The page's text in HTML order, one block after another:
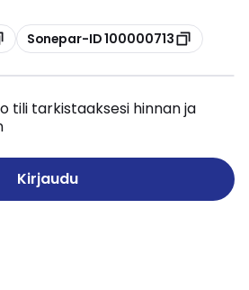
Kopioi
Sonepar-ID 100000713
tili tarkistaaksesi hinnan ja
Kirjaudu